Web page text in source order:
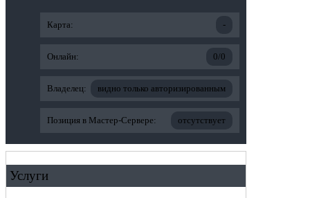
Карта: -
Онлайн: 0/0
Владелец: видно только авторизированным
Позиция в Мастер-Сервере: отсутствует
Услуги